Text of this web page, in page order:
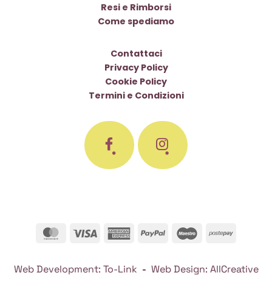
Resi e Rimborsi
Come spediamo
Contattaci
Privacy Policy
Cookie Policy
Termini e Condizioni
MasterCard
Visa
AmericanPayPal Maestro
Web Development: To-Link - Web Design: AllCreative